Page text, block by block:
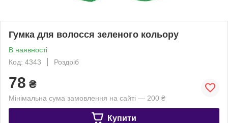
Гумка для волосся зеленого кольору
В наявності
Код: 4343
Роздріб
78 ₴
Мінімальна сума замовлення на сайті — 200 ₴
Купити